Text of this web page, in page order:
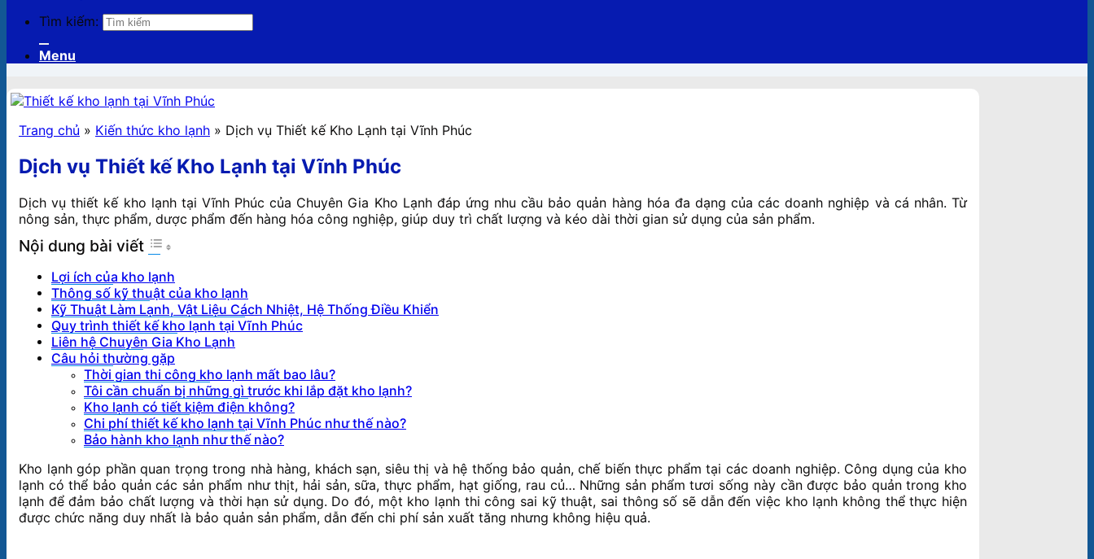
Tìm kiếm:
Menu
Trang chủ » Kiến thức kho lạnh » Dịch vụ Thiết kế Kho Lạnh tại Vĩnh Phúc
Dịch vụ Thiết kế Kho Lạnh tại Vĩnh Phúc
Dịch vụ thiết kế kho lạnh tại Vĩnh Phúc của Chuyên Gia Kho Lạnh đáp ứng nhu cầu bảo quản hàng hóa đa dạng của các doanh nghiệp và cá nhân. Từ
nông sản, thực phẩm, dược phẩm đến hàng hóa công nghiệp, giúp duy trì chất lượng và kéo dài thời gian sử dụng của sản phẩm.
Nội dung bài viết
Lợi ích của kho lạnh
Thông số kỹ thuật của kho lạnh
Kỹ Thuật Làm Lạnh, Vật Liệu Cách Nhiệt, Hệ Thống Điều Khiển
Quy trình thiết kế kho lạnh tại Vĩnh Phúc
Liên hệ Chuyên Gia Kho Lạnh
Câu hỏi thường gặp
Thời gian thi công kho lạnh mất bao lâu?
Tôi cần chuẩn bị những gì trước khi lắp đặt kho lạnh?
Kho lạnh có tiết kiệm điện không?
Chi phí thiết kế kho lạnh tại Vĩnh Phúc như thế nào?
Bảo hành kho lạnh như thế nào?
Kho lạnh góp phần quan trọng trong nhà hàng, khách sạn, siêu thị và hệ thống bảo quản, chế biến thực phẩm tại các doanh nghiệp. Công dụng của kho
lạnh có thể bảo quản các sản phẩm như thịt, hải sản, sữa, thực phẩm, hạt giống, rau củ… Những sản phẩm tươi sống này cần được bảo quản trong kho
lạnh để đảm bảo chất lượng và thời hạn sử dụng. Do đó, một kho lạnh thi công sai kỹ thuật, sai thông số sẽ dẫn đến việc kho lạnh không thể thực hiện
được chức năng duy nhất là bảo quản sản phẩm, dẫn đến chi phí sản xuất tăng nhưng không hiệu quả.